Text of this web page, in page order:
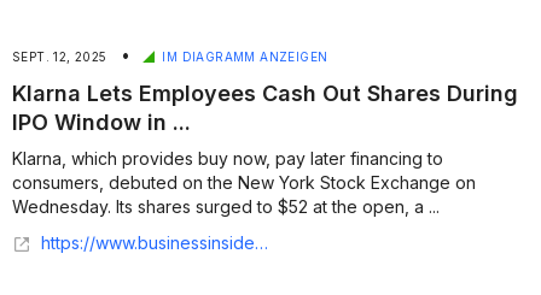
SEPT. 12, 2025 • IM DIAGRAMM ANZEIGEN
Klarna Lets Employees Cash Out Shares During
IPO Window in ...
Klarna, which provides buy now, pay later financing to
consumers, debuted on the New York Stock Exchange on
Wednesday. Its shares surged to $52 at the open, a ...
https://www.businessinsider.com/klarna-ipo-employee-shares-cash-out-rsu-2025-9